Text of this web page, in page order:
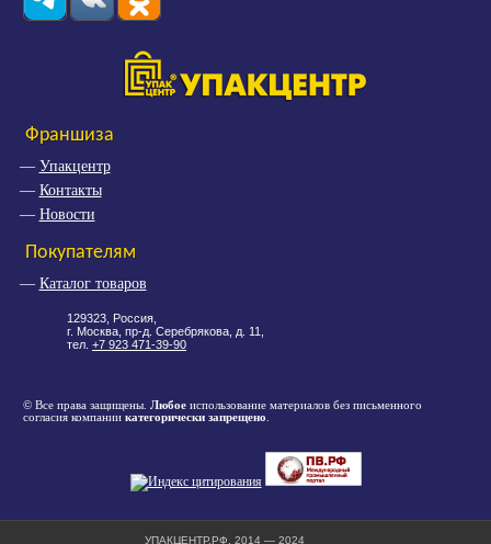
Франшиза
Упакцентр
Контакты
Новости
Покупателям
Каталог товаров
129323, Россия,
г. Москва, пр-д. Серебрякова, д. 11,
тел. +7 923 471-39-90
© Все права защищены. Любое использование материалов без письменного
согласия компании категорически запрещено
УПАКЦЕНТР.РФ. 2014 — 2024